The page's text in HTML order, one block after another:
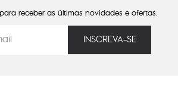
receber as últimas novidades e ofertas.